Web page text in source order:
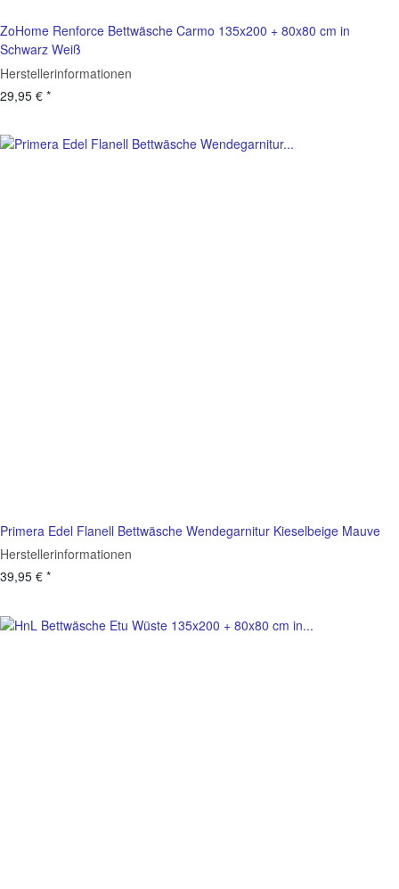
ZoHome Renforce Bettwäsche Carmo 135x200 + 80x80 cm in
Schwarz Weiß
Herstellerinformationen
29,95 € *
Primera Edel Flanell Bettwäsche Wendegarnitur Kieselbeige Mauve
Herstellerinformationen
39,95 € *